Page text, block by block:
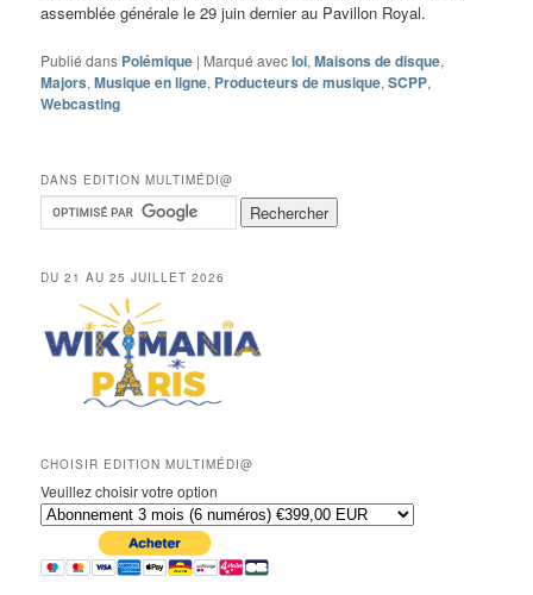
assemblée générale le 29 juin dernier au Pavillon Royal.
Publié dans Polémique | Marqué avecloi,Maisons de disque,
Majors,Musique en ligne, Producteurs de musique,SCPP,
Webcasting
DANS EDITION MULTIMÉDI@
DU 21 AU 25 JUILLET 2026
CHOISIR EDITION MULTIMÉDI@
Veuillez choisir votre option